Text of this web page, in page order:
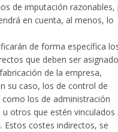
de imputación razonables,
en cuenta, al menos, lo
de forma específica
que deben ser
de la empresa,
su caso, los de control de
como los de administración
u otros que estén vinculados
Estos costes indirectos, se